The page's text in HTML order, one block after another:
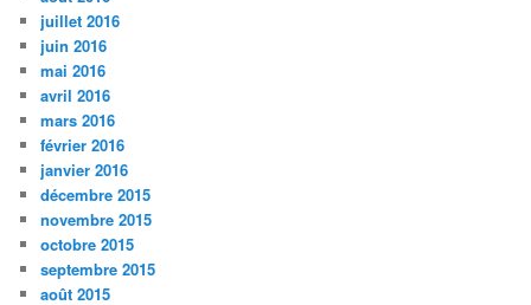
juillet 2016
juin 2016
mai 2016
avril 2016
mars 2016
février 2016
janvier 2016
décembre 2015
novembre 2015
octobre 2015
septembre 2015
août 2015